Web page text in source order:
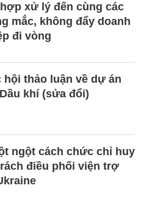
xử lý đến cùng các
mắc, không đẩy doanh
đi vòng
hội thảo luận về dự án
khí (sửa đổi)
ngột cách chức chỉ huy
điều phối viện trợ